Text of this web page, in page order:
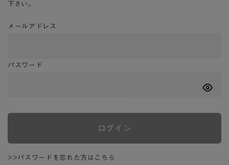
下さい。
メールアドレス
パスワード
ログイン
>>パスワードを忘れた方はこちら